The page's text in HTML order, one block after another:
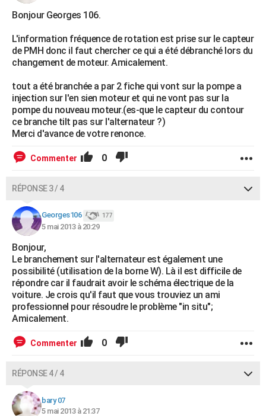
S'inscrire
Se connecter
Lycées
Collèges
Primaires
Universités
Entreprises
Service militaire
Avis de recherche
Bricolage
Lifestyle
Culture
Sport
Auto
Television
Voyage
Cinema
Bonjour Georges 106.
L'information fréquence de rotation est prise sur le capteur
de PMH donc il faut chercher ce qui a été débranché lors du
changement de moteur. Amicalement.
tout a été branchée a par 2 fiche qui vont sur la pompe a
injection sur l'en sien moteur et qui ne vont pas sur la
pompe du nouveau moteur.(es-que le capteur du contour
ce branche tilt pas sur l'alternateur ?)
Merci d'avance de votre renonce.
Commenter 0
RÉPONSE 3 / 4
Georges106 177
5 mai 2013 à 20:29
Bonjour,
Le branchement sur l'alternateur est également une
possibilité (utilisation de la borne W). Là il est difficile de
répondre car il faudrait avoir le schéma électrique de la
voiture. Je crois qu'il faut que vous trouviez un ami
professionnel pour résoudre le problème "in situ";
Amicalement.
Commenter 0
RÉPONSE 4 / 4
bary 07
5 mai 2013 à 21:37